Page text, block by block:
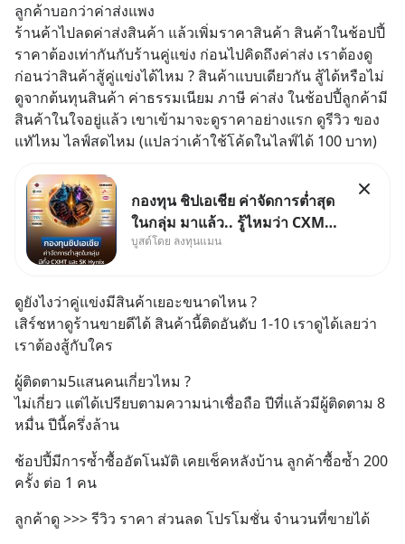
ลูกค้าบอกว่าค่าส่งแพง
ร้านค้าไปลดค่าส่งสินค้า แล้วเพิ่มราคาสินค้า สินค้าในช้อปปี้
ราคาต้องเท่ากันกับร้านคู่แข่ง ก่อนไปคิดถึงค่าส่ง เราต้องดู
ก่อนว่าสินค้าสู้คู่แข่งได้ไหม ? สินค้าแบบเดียวกัน สู้ได้หรือไม่
ดูจากต้นทุนสินค้า ค่าธรรมเนียม ภาษี ค่าส่ง ในช้อปปี้ลูกค้ามี
สินค้าในใจอยู่แล้ว เขาเข้ามาจะดูราคาอย่างแรก ดูรีวิว ของ
แทัไหม ไลฟ์สดไหม (แปลว่าเค้าใช้โค้ดในไลฟ์ได้ 100 บาท)
กองทุน ชิปเอเชีย ค่าจัดการต่ำสุด
ในกลุ่ม มาแล้ว.. รู้ไหมว่า CXMT
อยู่ดี ๆ ขึ้นมาเป็นบริษัทอันดับ 1 ใน
ในไต้หวันมานานแล้ว
บูสต์โดย ลงทุนแมน
ดูยังไงว่าคู่แข่งมีสินค้าเยอะขนาดไหน ?
เสิร์ชหาดูร้านขายดีได้ สินค้านี้ติดอันดับ 1-10 เราดูได้เลยว่า
เราต้องสู้กับใคร
ผู้ติดตาม5แสนคนเกี่ยวไหม ?
ไม่เกี่ยว แต่ได้เปรียบตามความน่าเชื่อถือ ปีที่แล้วมีผู้ติดตาม 8
หมื่น ปีนี้ครึ่งล้าน
ช้อปปี้มีการซ้ำซื้ออัตโนมัติ เคยเช็คหลังบ้าน ลูกค้าซื้อซ้ำ 200
ครั้ง ต่อ 1 คน
ลูกค้าดู >>> รีวิว ราคา ส่วนลด โปรโมชั่น จำนวนที่ขายได้